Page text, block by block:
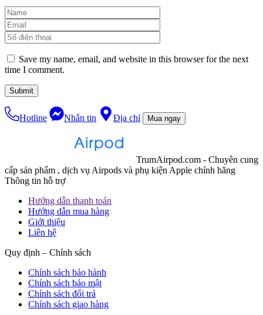
Save my name, email, and website in this browser for the next
time I comment.
Hotline Nhắn tin Địa chỉ Mua ngay
TrumAirpod.com - Chuyên cung
cấp sản phẩm , dịch vụ Airpods và phụ kiện Apple chính hãng
Thông tin hỗ trợ
Hướng dẫn thanh toán
Hướng dẫn mua hàng
Giới thiệu
Liên hệ
Quy định – Chính sách
Chính sách bảo hành
Chính sách bảo mật
Chính sách đổi trả
Chính sách giao hàng